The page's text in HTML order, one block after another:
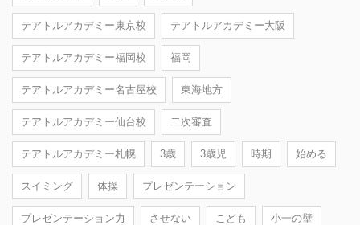
テアトルアカデミー東京校 テアトルアカデミー大阪
テアトルアカデミー福岡校 福岡
テアトルアカデミー名古屋校 東海地方
テアトルアカデミー仙台校 二次審査
テアトルアカデミー札幌 3歳 3歳児 時期 始める
スイミング 体操 プレゼンテーション
プレゼンテーション力 させない こども 小一の壁